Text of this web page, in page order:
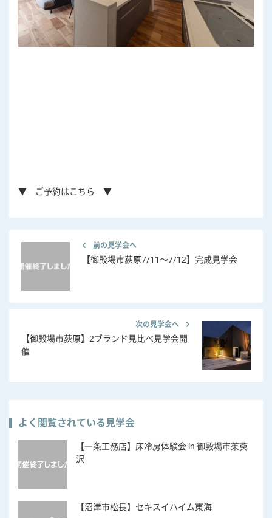
▼ ご予約はこちら ▼
前の見学会へ
【御殿場市荻原7/11～7/12】完成見学会
次の見学会へ
【御殿場市荻原】2ブランド見比べ見学会開
催
よく閲覧されている見学会
【一条工務店】床冷房体験会 in 御殿場市茱萸
沢
【沼津市松長】セキスイハイム東海